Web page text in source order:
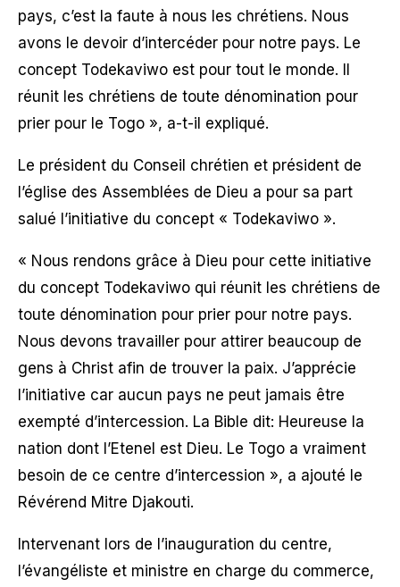
pays, c’est la faute à nous les chrétiens. Nous
avons le devoir d’intercéder pour notre pays. Le
concept Todekaviwo est pour tout le monde. Il
réunit les chrétiens de toute dénomination pour
prier pour le Togo », a-t-il expliqué.
Le président du Conseil chrétien et président de
l’église des Assemblées de Dieu a pour sa part
salué l’initiative du concept « Todekaviwo ».
« Nous rendons grâce à Dieu pour cette initiative
du concept Todekaviwo qui réunit les chrétiens de
toute dénomination pour prier pour notre pays.
Nous devons travailler pour attirer beaucoup de
gens à Christ afin de trouver la paix. J’apprécie
l’initiative car aucun pays ne peut jamais être
exempté d’intercession. La Bible dit: Heureuse la
nation dont l’Etenel est Dieu. Le Togo a vraiment
besoin de ce centre d’intercession », a ajouté le
Révérend Mitre Djakouti.
Intervenant lors de l’inauguration du centre,
l’évangéliste et ministre en charge du commerce,